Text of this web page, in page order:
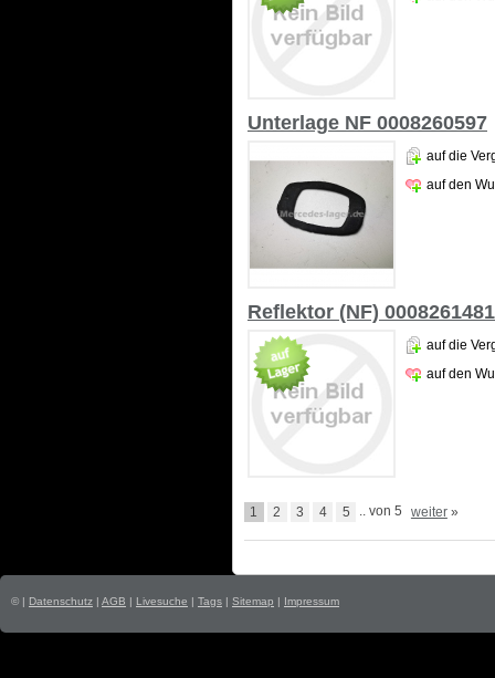
Unterlage NF 0008260597
auf die
auf den
Reflektor (NF) 0008261481
auf die
auf den
1 2 3 4 5 .. von 5 weiter»
© | Datenschutz | AGB | Livesuche | Tags | Sitemap | Impressum